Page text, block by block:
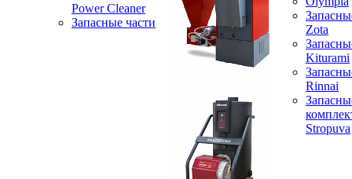
Power Cleaner
Запасные части
Zota
Kiturami
Rinnai
Stropuva